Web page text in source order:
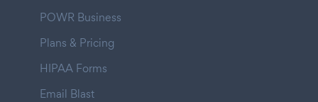
POWR Business
Plans & Pricing
HIPAA Forms
Email Blast